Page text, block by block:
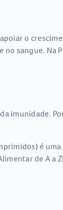
o
sangue. Na
imunidade.
é
de A a